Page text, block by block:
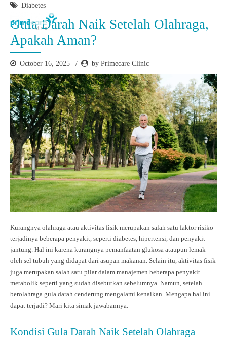
Diabetes
Gula Darah Naik Setelah Olahraga,
Apakah Aman?
October 16, 2025 by Primecare Clinic
Kurangnya olahraga atau aktivitas fisik merupakan salah satu faktor risiko
terjadinya beberapa penyakit, seperti diabetes, hipertensi, dan penyakit
jantung. Hal ini karena kurangnya pemanfaatan glukosa ataupun lemak
oleh sel tubuh yang didapat dari asupan makanan. Selain itu, aktivitas fisik
juga merupakan salah satu pilar dalam manajemen beberapa penyakit
metabolik seperti yang sudah disebutkan sebelumnya. Namun, setelah
berolahraga gula darah cenderung mengalami kenaikan. Mengapa hal ini
dapat terjadi? Mari kita simak jawabannya.
Kondisi Gula Darah Naik Setelah Olahraga